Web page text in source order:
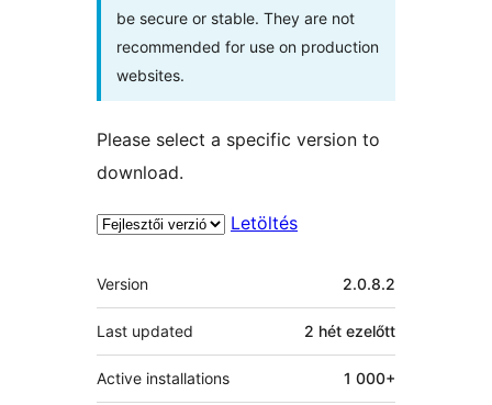
be secure or stable. They are not
recommended for use on production
websites.
Please select a specific version to
download.
Letöltés
Meta
Version 2.0.8.2
Last updated 2 hét ezelőtt
Active installations 1 000+